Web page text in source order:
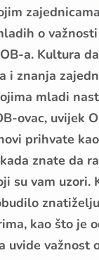
o
a. Kultura
i znanja
mladi
ovac, uvijek
prihvate
znate da
su vam
kao što je
uvide važnost